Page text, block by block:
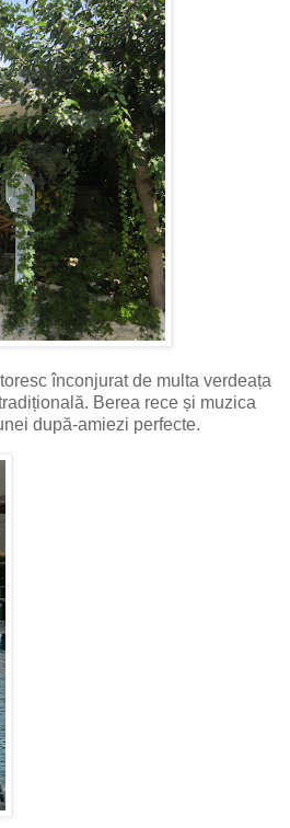
înconjurat de multa verdeața
Berea rece și muzica
după-amiezi perfecte.